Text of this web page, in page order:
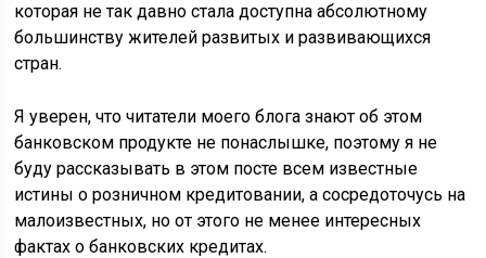
которая не так давно стала доступна абсолютному
большинству жителей развитых и развивающихся
стран.
Я уверен, что читатели моего блога знают об этом
банковском продукте не понаслышке, поэтому я не
буду рассказывать в этом посте всем известные
истины о розничном кредитовании, а сосредоточусь на
малоизвестных, но от этого не менее интересных
фактах о банковских кредитах.